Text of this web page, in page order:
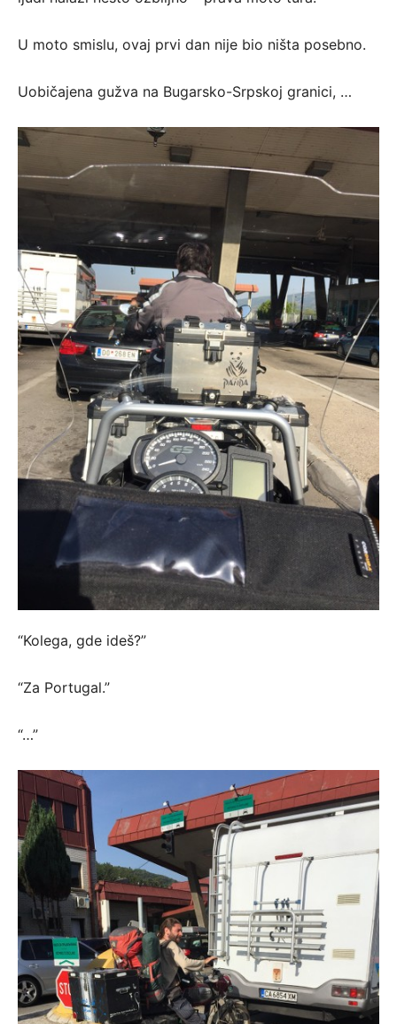
U moto smislu, ovaj prvi dan nije bio ništa posebno.
Uobičajena gužva na Bugarsko-Srpskoj granici, …
“Kolega, gde ideš?”
“Za Portugal.”
“…”